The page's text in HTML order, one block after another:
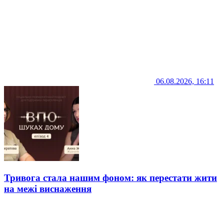
06.08.2026, 16:11
Тривога стала нашим фоном: як перестати жити
на межі виснаження